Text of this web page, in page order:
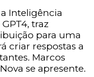
Inteligência
traz
para uma
criar respostas a
Marcos
se apresente.